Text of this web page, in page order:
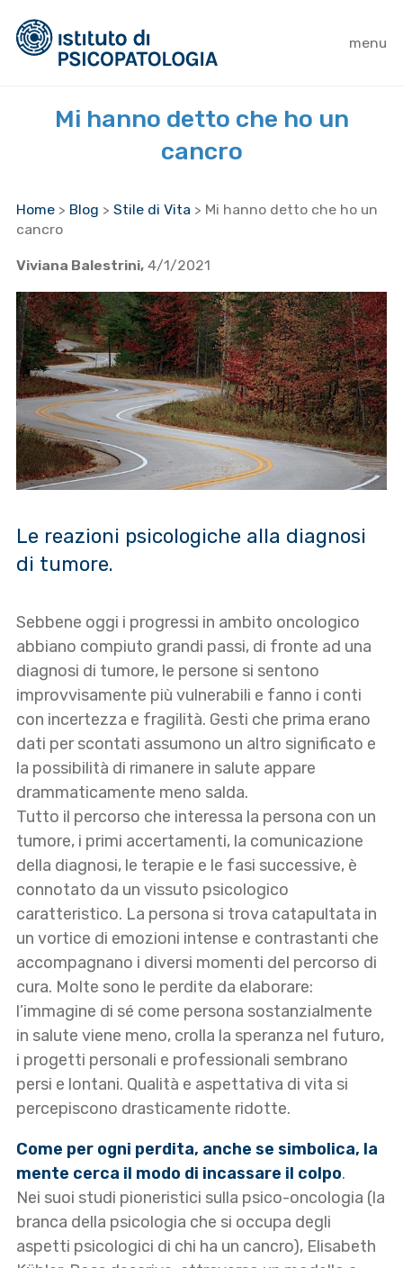
menu
Mi hanno detto che ho un
cancro
Home > Blog > Stile di Vita > Mi hanno detto che ho un
cancro
Viviana Balestrini, 4/1/2021
Le reazioni psicologiche alla diagnosi
di tumore.
Sebbene oggi i progressi in ambito oncologico
abbiano compiuto grandi passi, di fronte ad una
diagnosi di tumore, le persone si sentono
improvvisamente più vulnerabili e fanno i conti
con incertezza e fragilità. Gesti che prima erano
dati per scontati assumono un altro significato e
la possibilità di rimanere in salute appare
drammaticamente meno salda.
Tutto il percorso che interessa la persona con un
tumore, i primi accertamenti, la comunicazione
della diagnosi, le terapie e le fasi successive, è
connotato da un vissuto psicologico
caratteristico. La persona si trova catapultata in
un vortice di emozioni intense e contrastanti che
accompagnano i diversi momenti del percorso di
cura. Molte sono le perdite da elaborare:
l’immagine di sé come persona sostanzialmente
in salute viene meno, crolla la speranza nel futuro,
i progetti personali e professionali sembrano
persi e lontani. Qualità e aspettativa di vita si
percepiscono drasticamente ridotte.
Come per ogni perdita, anche se simbolica, la
mente cerca il modo di incassare il colpo.
Nei suoi studi pioneristici sulla psico-oncologia (la
branca della psicologia che si occupa degli
aspetti psicologici di chi ha un cancro), Elisabeth